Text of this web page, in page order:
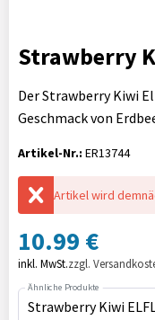
Strawberry
Der Strawberry Kiwi
Geschmack von
Artikel-Nr.: ER13744
Artikel wird
10.99 €
inkl. MwSt.zzgl.
Strawberry Kiwi
Ähnliche Produkte